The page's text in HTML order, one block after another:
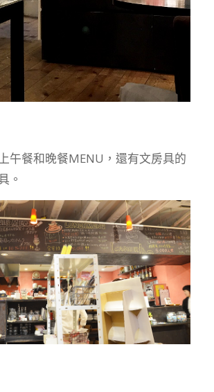
午餐和晚餐MENU，還有文房具的
。